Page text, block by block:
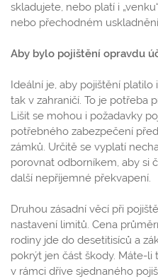
skladujete, nebo platí i
nebo přechodném
Aby bylo pojištění opravdu
Ideální je, aby pojištění
tak v zahraničí. To je potřeba
Lišit se mohou i požadavky
potřebného zabezpečení
zámků. Určitě se vyplatí
porovnat odborníkem, aby si
další nepříjemné překvapení.
Druhou zásadní věcí při
nastavení limitů. Cena
rodiny jde do desetitisíců a
pokrýt jen část škody. Máte-
v rámci dříve sjednaného